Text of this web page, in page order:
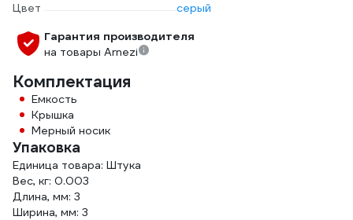
Цвет
серый
Гарантия производителя
на товары Arnezi
Комплектация
Емкость
Крышка
Мерный носик
Упаковка
Единица товара: Штука
Вес, кг: 0.003
Длина, мм: 3
Ширина, мм: 3